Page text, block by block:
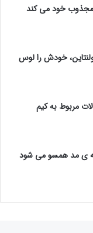
مجذوب خود می‌ کند
خودش را لوس
مربوط به کیم
ی مد همسو می شود